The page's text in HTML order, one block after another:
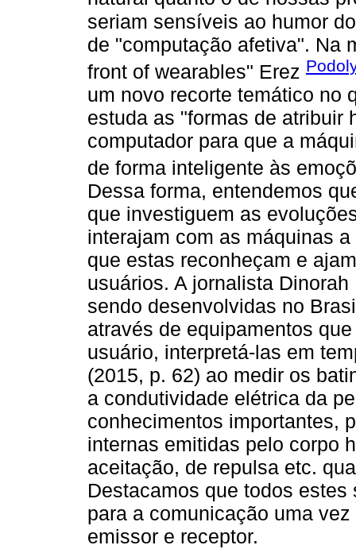
seriam sensíveis ao humor
de "computação afetiva". Na
front of wearables" Erez
um novo recorte temático no
estuda as "formas de atribuir
computador para que a
de forma inteligente às
Dessa forma, entendemos
que investiguem as
interajam com as máquinas
que estas reconheçam e
usuários. A jornalista
sendo desenvolvidas no
através de equipamentos
usuário, interpretá-las em
(2015, p. 62) ao medir os
a condutividade elétrica da
conhecimentos importantes,
internas emitidas pelo corpo
aceitação, de repulsa etc.
Destacamos que todos
para a comunicação uma
emissor e receptor.